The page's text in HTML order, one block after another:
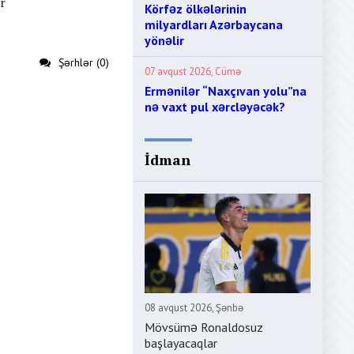
Şərhlər (0)
Körfəz ölkələrinin
milyardları Azərbaycana
yönəlir
07 avqust 2026, Cümə
Ermənilər “Naxçıvan yolu”na
nə vaxt pul xərcləyəcək?
İdman
08 avqust 2026, Şənbə
Mövsümə Ronaldosuz
başlayacaqlar